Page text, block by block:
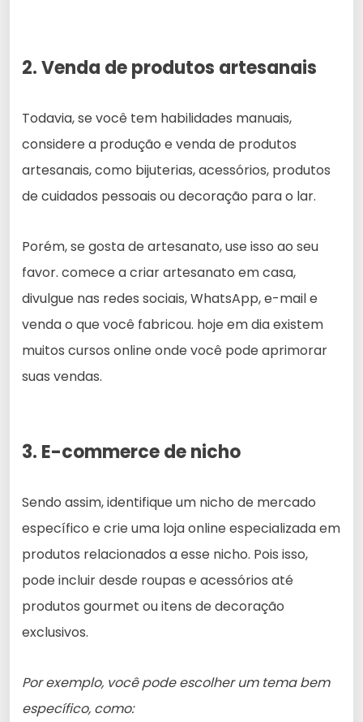
2. Venda de produtos artesanais
Todavia, se você tem habilidades manuais,
considere a produção e venda de produtos
artesanais, como bijuterias, acessórios, produtos
de cuidados pessoais ou decoração para o lar.
Porém, se gosta de artesanato, use isso ao seu
favor. comece a criar artesanato em casa,
divulgue nas redes sociais, WhatsApp, e-mail e
venda o que você fabricou. hoje em dia existem
muitos cursos online onde você pode aprimorar
suas vendas.
3. E-commerce de nicho
Sendo assim, identifique um nicho de mercado
específico e crie uma loja online especializada em
produtos relacionados a esse nicho. Pois isso,
pode incluir desde roupas e acessórios até
produtos gourmet ou itens de decoração
exclusivos.
Por exemplo, você pode escolher um tema bem
específico, como: